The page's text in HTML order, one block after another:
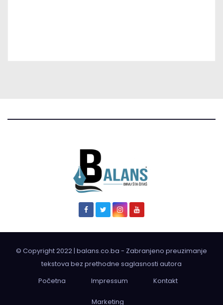
© Copyright 2022 | balans.co.ba - Zabranjeno preuzimanje
tekstova bez prethodne saglasnosti autora
Početna
Impressum Kontakt
Marketing